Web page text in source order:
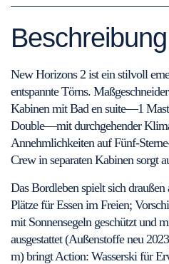
Beschreibung
New Horizons 2 ist ein stilvoll
entspannte Törns.
Kabinen mit Bad en suite—1
Double—mit durchgehender
Annehmlichkeiten auf Fünf-
Crew in separaten Kabinen sorgt
Das Bordleben spielt sich
Plätze für Essen im Freien;
mit Sonnensegeln geschützt und
ausgestattet (Außenstoffe neu
m) bringt Action: Wasserski für